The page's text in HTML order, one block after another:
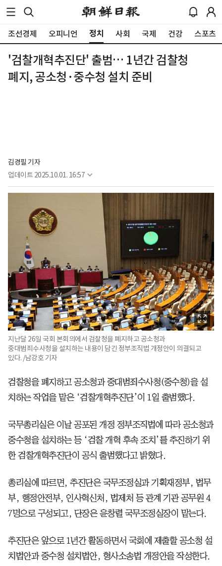
조선경제 오피니언 정치 사회 국제 건강 스포츠
'검찰개혁추진단' 출범… 1년간 검찰청
폐지, 공소청·중수청 설치 준비
김경필 기자
업데이트 2025.10.01. 16:57
지난달 26일 국회 본회의에서 검찰청을 폐지하고 공소청과
중대범죄수사청을 설치하는 내용이 담긴 정부조직법 개정안이 의결되고
있다. /남강호 기자
검찰청을 폐지하고 공소청과 중대범죄수사청(중수청)을 설
치하는 작업을 맡은 ‘검찰개혁추진단’이 1일 출범했다.
국무총리실은 이날 공포된 개정 정부조직법에 따라 공소청과
중수청을 설치하는 등 ‘검찰 개혁 후속 조치’를 추진하기 위
한 검찰개혁추진단이 공식 출범했다고 밝혔다.
총리실에 따르면, 추진단은 국무조정실과 기획재정부, 법무
부, 행정안전부, 인사혁신처, 법제처 등 관계 기관 공무원 4
7명으로 구성되고, 단장은 윤창렬 국무조정실장이 맡는다.
추진단은 앞으로 1년간 활동하면서 국회에 제출할 공소청 설
치법안과 중수청 설치법안, 형사소송법 개정안을 작성한다.